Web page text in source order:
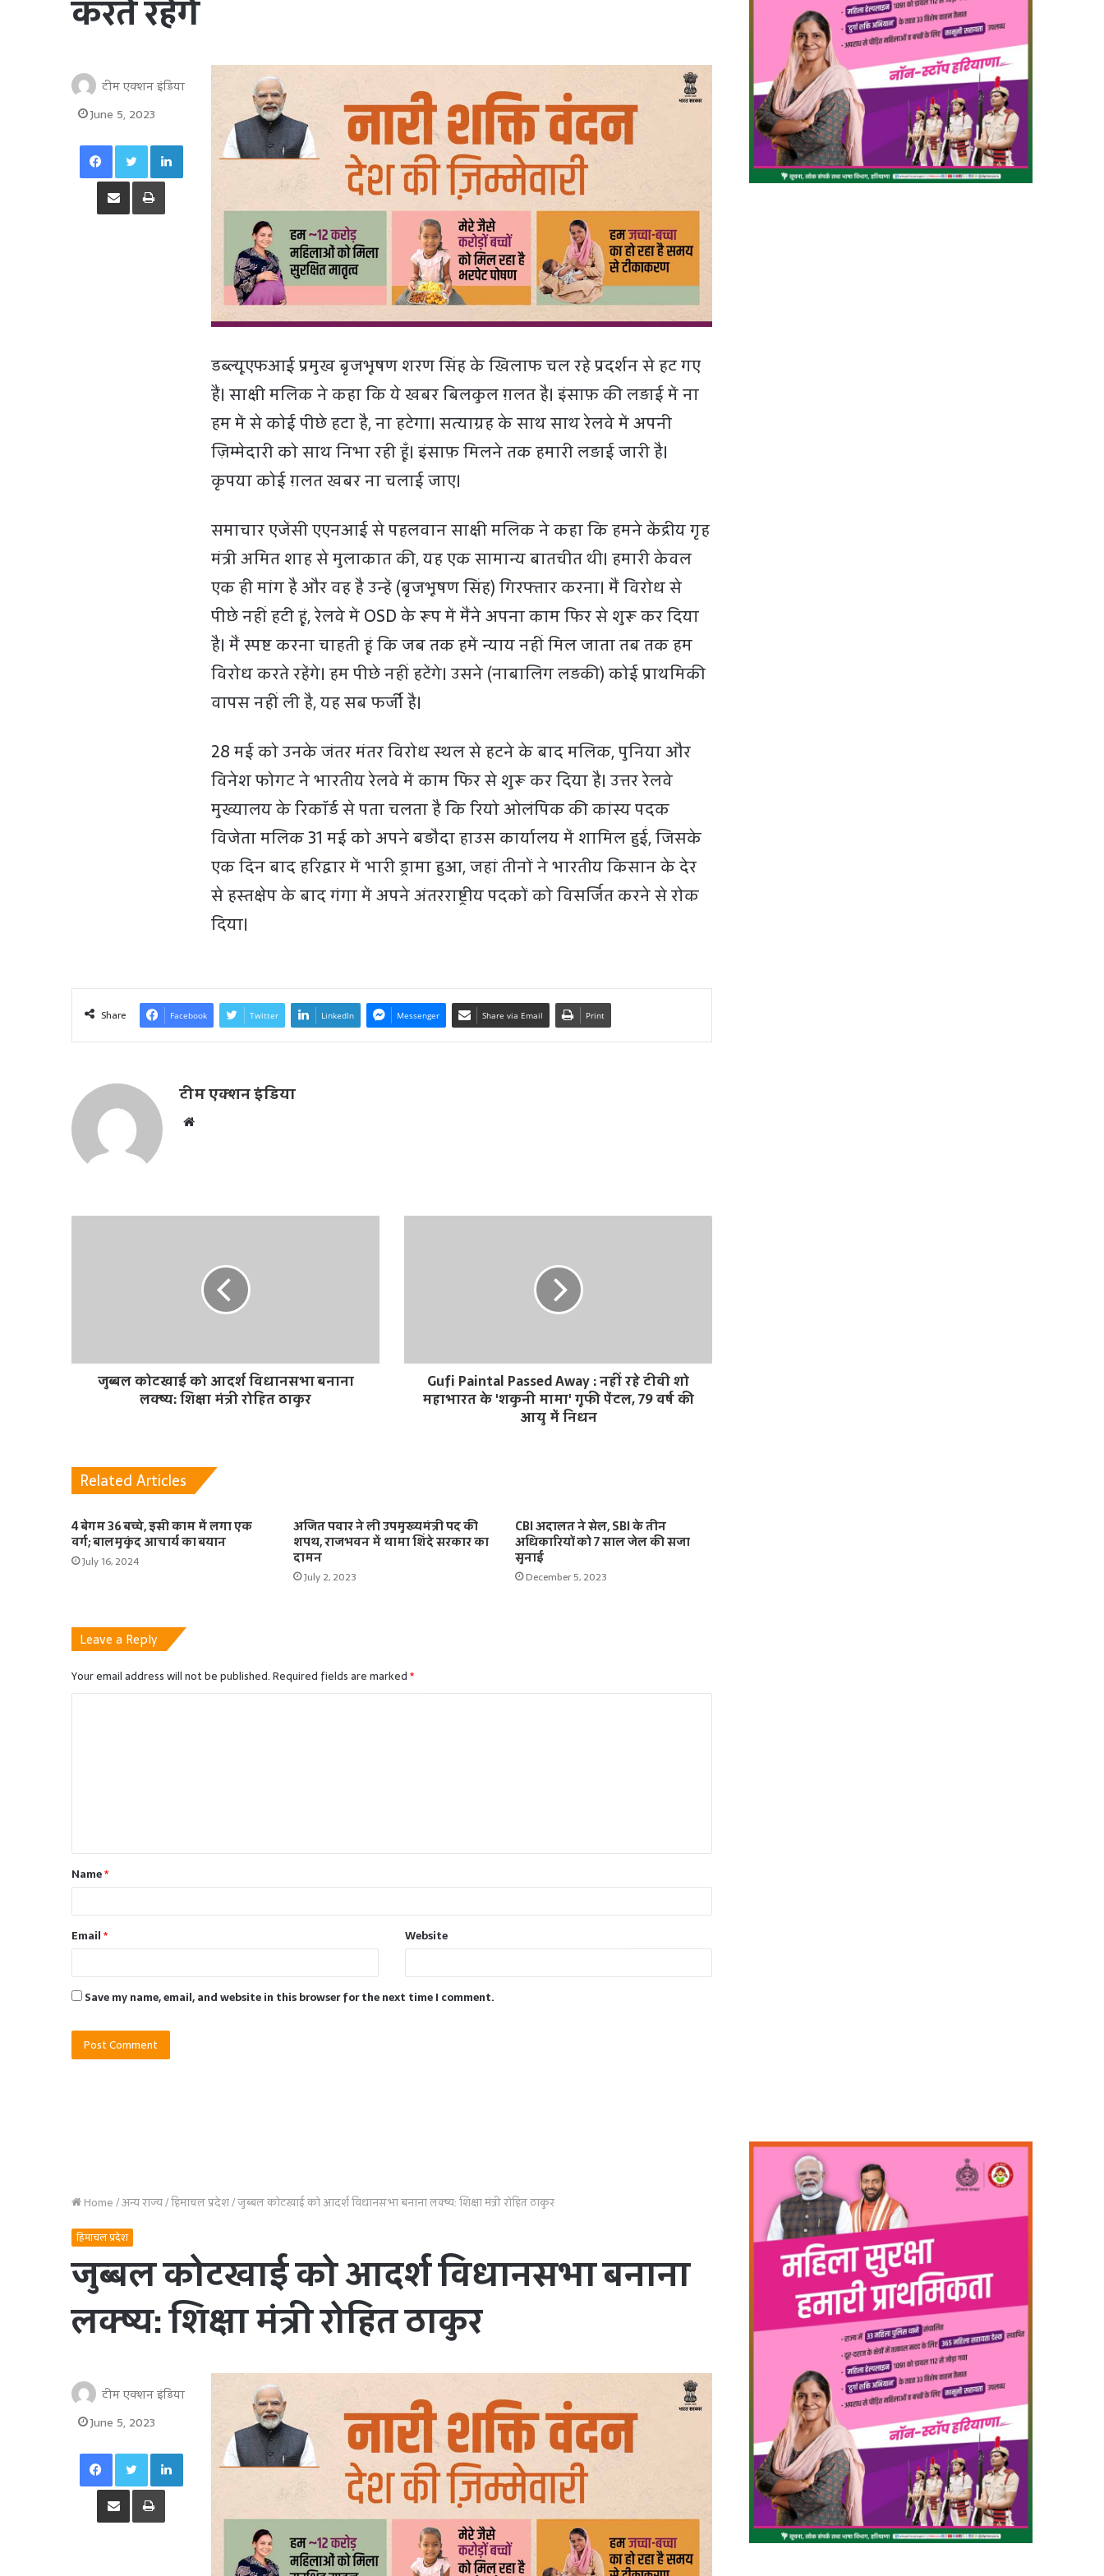
करते रहेंगे
डब्ल्यूएफआई प्रमुख बृजभूषण शरण सिंह के खिलाफ चल रहे प्रदर्शन से हट गए
हैं। साक्षी मलिक ने कहा कि ये खबर बिलकुल ग़लत है। इंसाफ़ की लड़ाई में ना
हम में से कोई पीछे हटा है, ना हटेगा। सत्याग्रह के साथ साथ रेलवे में अपनी
ज़िम्मेदारी को साथ निभा रही हूँ। इंसाफ़ मिलने तक हमारी लड़ाई जारी है।
कृपया कोई ग़लत खबर ना चलाई जाए।
समाचार एजेंसी एएनआई से पहलवान साक्षी मलिक ने कहा कि हमने केंद्रीय गृह
मंत्री अमित शाह से मुलाकात की, यह एक सामान्य बातचीत थी। हमारी केवल
एक ही मांग है और वह है उन्हें (बृजभूषण सिंह) गिरफ्तार करना। मैं विरोध से
पीछे नहीं हटी हूं, रेलवे में OSD के रूप में मैंने अपना काम फिर से शुरू कर दिया
है। मैं स्पष्ट करना चाहती हूं कि जब तक हमें न्याय नहीं मिल जाता तब तक हम
विरोध करते रहेंगे। हम पीछे नहीं हटेंगे। उसने (नाबालिग लड़की) कोई प्राथमिकी
वापस नहीं ली है, यह सब फर्जी है।
28 मई को उनके जंतर मंतर विरोध स्थल से हटने के बाद मलिक, पुनिया और
विनेश फोगट ने भारतीय रेलवे में काम फिर से शुरू कर दिया है। उत्तर रेलवे
मुख्यालय के रिकॉर्ड से पता चलता है कि रियो ओलंपिक की कांस्य पदक
विजेता मलिक 31 मई को अपने बड़ौदा हाउस कार्यालय में शामिल हुईं, जिसके
एक दिन बाद हरिद्वार में भारी ड्रामा हुआ, जहां तीनों ने भारतीय किसान के देर
से हस्तक्षेप के बाद गंगा में अपने अंतरराष्ट्रीय पदकों को विसर्जित करने से रोक
दिया।
टीम एक्शन इंडिया
June 5, 2023
Facebook Twitter LinkedIn
Share via Email Print
Share Facebook Twitter LinkedIn Messenger Share via Email Print
टीम एक्शन इंडिया
t
जुब्बल कोटखाई को आदर्श विधानसभा बनाना
लक्ष्य: शिक्षा मंत्री रोहित ठाकुर
Gufi Paintal Passed Away : नहीं रहे टीवी शो
महाभारत के 'शकुनी मामा' गूफी पेंटल, 79 वर्ष की
आयु में निधन
Related Articles
4 बेगम 36 बच्चे, इसी काम में लगा एक
वर्ग; बालमुकुंद आचार्य का बयान
July 16, 2024
अजित पवार ने ली उपमुख्यमंत्री पद की
शपथ, राजभवन में थामा शिंदे सरकार का
दामन
July 2, 2023
CBI अदालत ने सेल, SBI के तीन
अधिकारियों को 7 साल जेल की सजा
सुनाई
December 5, 2023
Leave a Reply
Your email address will not be published.Required fields are marked*
t
*Name*
Email* Website
Save my name, email, and website in this browser for the next time I comment.